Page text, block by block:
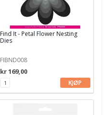
Find It - Petal Flower Nesting
Dies
FIBND008
kr 169,00
KJØP